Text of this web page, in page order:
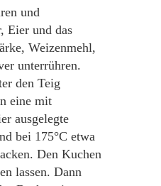
und
Eier und das
Weizenmehl,
unterrühren.
den Teig
eine mit
ausgelegte
bei 175°C etwa
Den Kuchen
lassen. Dann